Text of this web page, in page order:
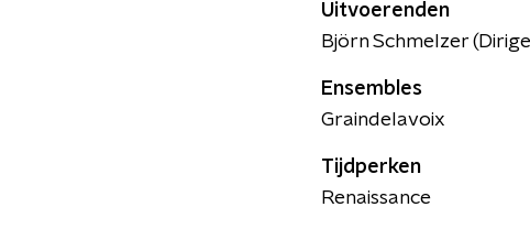
Uitvoerenden
Björn Schmelzer
Ensembles
Graindelavoix
Tijdperken
Renaissance